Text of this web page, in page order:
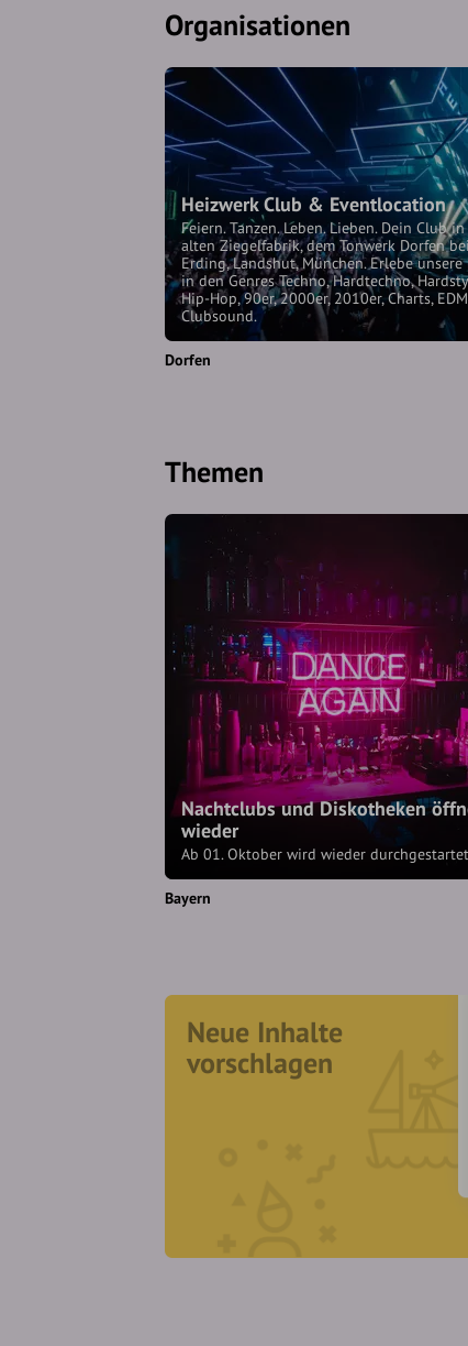
Organisationen
Heizwerk Club & Eventlocation
Feiern. Tanzen. Leben. Lieben. Dein Club
alten Ziegelfabrik, dem Tonwerk Dorfen
Erding, Landshut, München. Erlebe unsere
in den Genres Techno, Hardtechno,
Hip-Hop, 90er, 2000er, 2010er, Charts,
Clubsound.
Dorfen
Themen
Nachtclubs und Diskotheken
wieder
Ab 01. Oktober wird wieder durchgestartet
Bayern
Neue Inhalte
vorschlagen